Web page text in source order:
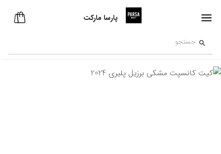
پارسا مارکت